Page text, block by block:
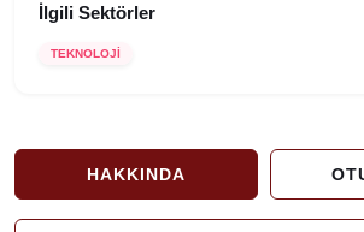
İlgili Sektörler
TEKNOLOJİ
HAKKINDA